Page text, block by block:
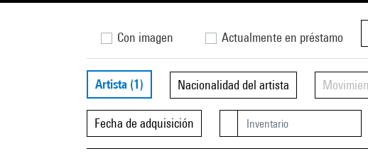
Con imagen Actualmente en préstamo
Artista (1) Nacionalidad del artista
Fecha de adquisición